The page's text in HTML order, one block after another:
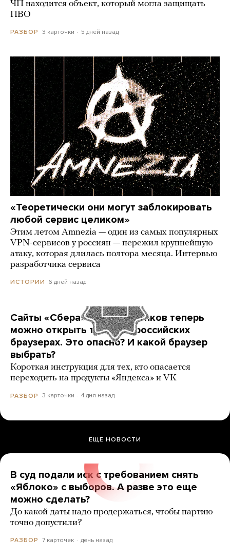
ЧП находится объект, который могла защищать
ПВО
РАЗБОР 3 карточки 5 дней назад
«Теоретически они могут заблокировать
любой сервис целиком»
Этим летом Amnezia — один из самых популярных
VPN-сервисов у россиян — пережил крупнейшую
атаку, которая длилась полтора месяца. Интервью
разработчика сервиса
ИСТОРИИ 6 дней назад
Сайты «Сбера» и других банков теперь
можно открыть только в российских
браузерах. Это опасно? И какой браузер
выбрать?
Короткая инструкция для тех, кто опасается
переходить на продукты «Яндекса» и VK
РАЗБОР 3 карточки 4 дня назад
ЕЩЕ НОВОСТИ
В суд подали иск с требованием снять
«Яблоко» с выборов. А разве это еще
можно сделать?
До какой даты надо продержаться, чтобы партию
точно допустили?
РАЗБОР 7 карточек день назад